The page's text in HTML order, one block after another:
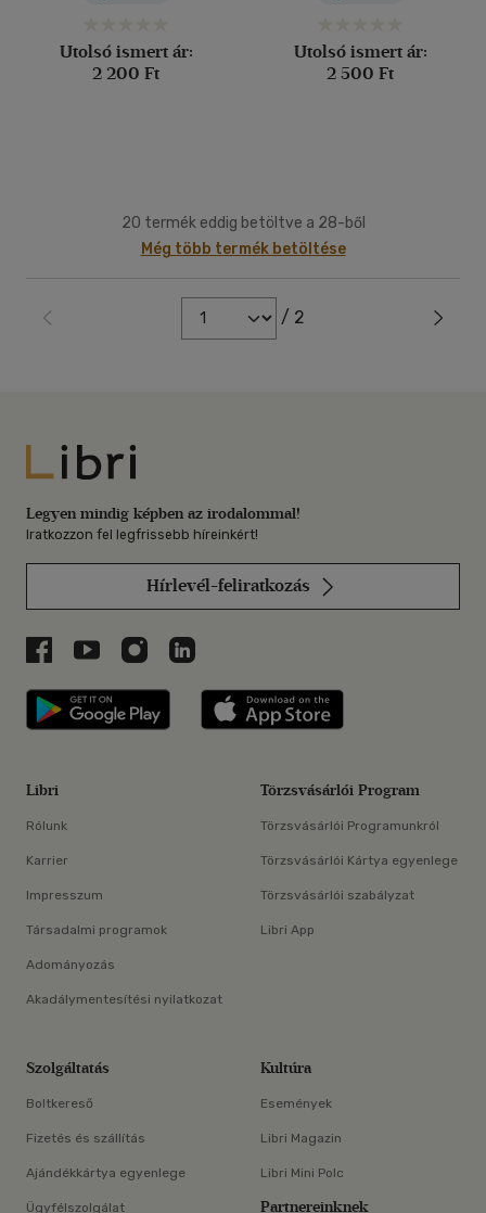
Utolsó ismert ár:
2 200 Ft
Utolsó ismert ár:
2 500 Ft
20 termék eddig betöltve a 28-ből
Még több termék betöltése
/ 2
Libri
Legyen mindig képben az irodalommal!
Iratkozzon fel legfrissebb híreinkért!
Hírlevél-feliratkozás
Libri a Facebookon
Libri a Youtube-on
Libri az Instagramon
Libri a LinkedInen
Libri applikáció Szerezd meg: Google
Libri
Rólunk
Karrier
Impresszum
Társadalmi programok
Adományozás
Akadálymentesítési nyilatkozat
Törzsvásárlói Program
Törzsvásárlói Programunkról
Törzsvásárlói Kártya egyenlege
Törzsvásárlói szabályzat
Libri App
Szolgáltatás
Boltkereső
Fizetés és szállítás
Ajándékkártya egyenlege
Ügyfélszolgálat
Kultúra
Események
Libri Magazin
Libri Mini Polc
Partnereinknek